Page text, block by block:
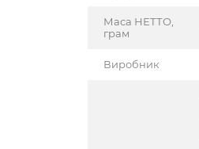
Маса НЕТТО,
грам
Виробник